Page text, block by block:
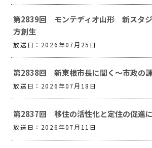
第2839回 モンテディオ山形 新スタジ
方創生
放送日：2026年07月25日
第2838回 新東根市長に聞く～市政の
放送日：2026年07月18日
第2837回 移住の活性化と定住の促進
放送日：2026年07月11日